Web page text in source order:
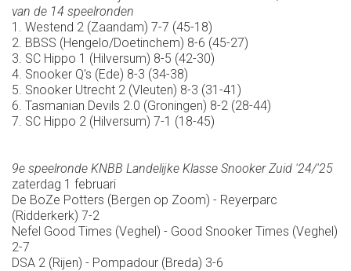
van de 14 speelronden
1. Westend 2 (Zaandam) 7-7 (45-18)
2. BBSS (Hengelo/Doetinchem) 8-6 (45-27)
3. SC Hippo 1 (Hilversum) 8-5 (42-30)
4. Snooker Q's (Ede) 8-3 (34-38)
5. Snooker Utrecht 2 (Vleuten) 8-3 (31-41)
6. Tasmanian Devils 2.0 (Groningen) 8-2 (28-44)
7. SC Hippo 2 (Hilversum) 7-1 (18-45)
9e speelronde KNBB Landelijke Klasse Snooker Zuid '24/'25
zaterdag 1 februari
De BoZe Potters (Bergen op Zoom) - Reyerparc
(Ridderkerk) 7-2
Nefel Good Times (Veghel) - Good Snooker Times (Veghel)
2-7
DSA 2 (Rijen) - Pompadour (Breda) 3-6